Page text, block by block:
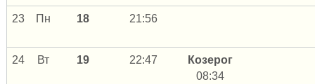
23 Пн 18 21:56
24 Вт 19 22:47
Козерог
08:34